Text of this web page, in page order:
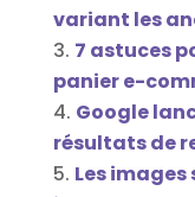
variant les
7 astuces
panier e-
Google
résultats de
Les images